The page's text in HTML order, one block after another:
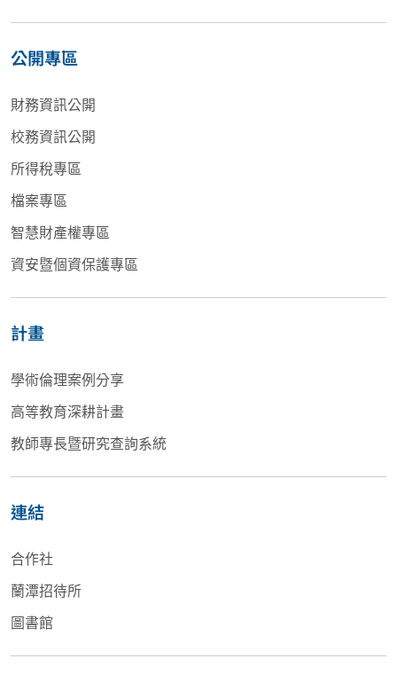
公開專區
財務資訊公開
校務資訊公開
所得稅專區
檔案專區
智慧財產權專區
資安暨個資保護專區
計畫
學術倫理案例分享
高等教育深耕計畫
教師專長暨研究查詢系統
連結
合作社
蘭潭招待所
圖書館